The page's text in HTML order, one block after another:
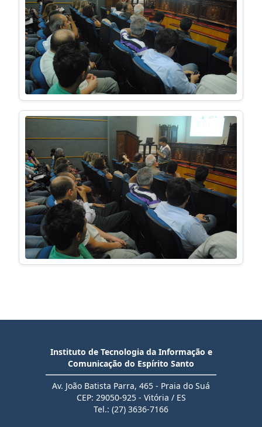
Instituto de Tecnologia da Informação e
Comunicação do Espírito Santo
Av. João Batista Parra, 465 - Praia do Suá
CEP: 29050-925 - Vitória / ES
Tel.: (27) 3636-7166